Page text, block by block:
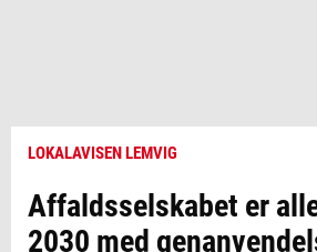
LOKALAVISEN LEMVIG
Affaldsselskabet er
2030 med